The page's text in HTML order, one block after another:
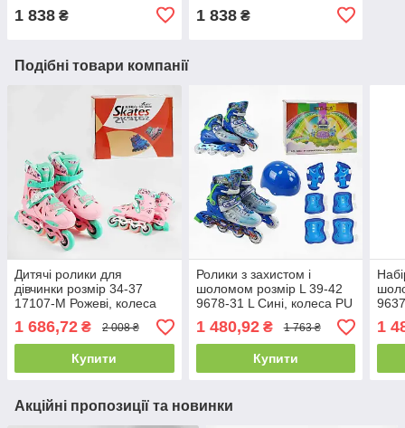
ABEC-7
1 838 ₴
ABEC-7
1 838₴
Подібні товари компанії
Дитячі ролики для
дівчинки розмір 34-37
17107-М Рожеві, колеса
PU безшумні, Підшипники
— ABEC 9
1 686,72 ₴ 2 008 ₴
Купити
Ролики з захистом і
шоломом розмір L 39-42
9678-31 L Сині, колеса PU
6 см
1 480,92₴ 1 763 ₴
Купити
PU
1
Акційні пропозиції та новинки